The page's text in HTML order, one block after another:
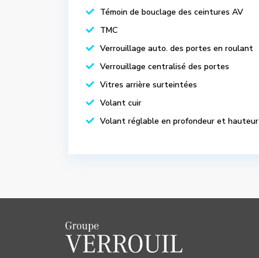
Témoin de bouclage des ceintures AV
TMC
Verrouillage auto. des portes en roulant
Verrouillage centralisé des portes
Vitres arrière surteintées
Volant cuir
Volant réglable en profondeur et hauteur